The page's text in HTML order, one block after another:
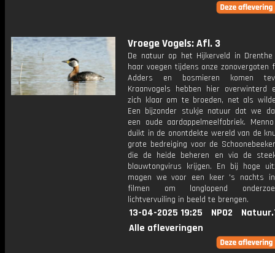
Vroege Vogels: Afl. 3
De natuur op het Hijkerveld in
haar voegen tijdens onze zonovergoten
Adders en bosmieren komen
Kraanvogels hebben hier overwinterd
zich klaar om te broeden, net als
Een bijzonder stukje natuur dat we
een oude aardappelmeelfabriek.
duikt in de onontdekte wereld van de
grote bedreiging voor de
die de heide beheren en via de
blauwtongvirus krijgen. En bij hoge
mogen we voor een keer 's nachts
filmen om langlopend
lichtvervuiling in beeld te brengen.
13-04-2025 19:25 NPO2
Alle afleveringen